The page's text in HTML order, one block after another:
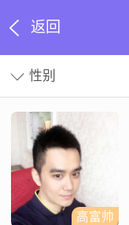
返回
性别
高富帅